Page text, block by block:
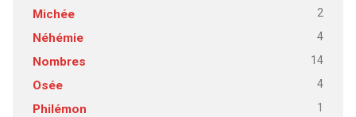
Michée 2
Néhémie 4
Nombres 14
Osée 4
Philémon 1